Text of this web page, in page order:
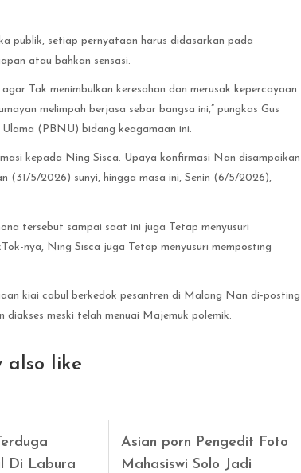
publik, setiap pernyataan harus didasarkan pada
atau bahkan sensasi.
Tak menimbulkan keresahan dan merusak kepercayaan
melimpah berjasa sebar bangsa ini,” pungkas Gus
(PBNU) bidang keagamaan ini.
kepada Ning Sisca. Upaya konfirmasi Nan disampaikan
(31/5/2026) sunyi, hingga masa ini, Senin (6/5/2026),
tersebut sampai saat ini juga Tetap menyusuri
nya, Ning Sisca juga Tetap menyusuri memposting
kiai cabul berkedok pesantren di Malang Nan di-posting
meski telah menuai Majemuk polemik.
also like
Di Labura
Asian porn Pengedit Foto
Mahasiswi Solo Jadi